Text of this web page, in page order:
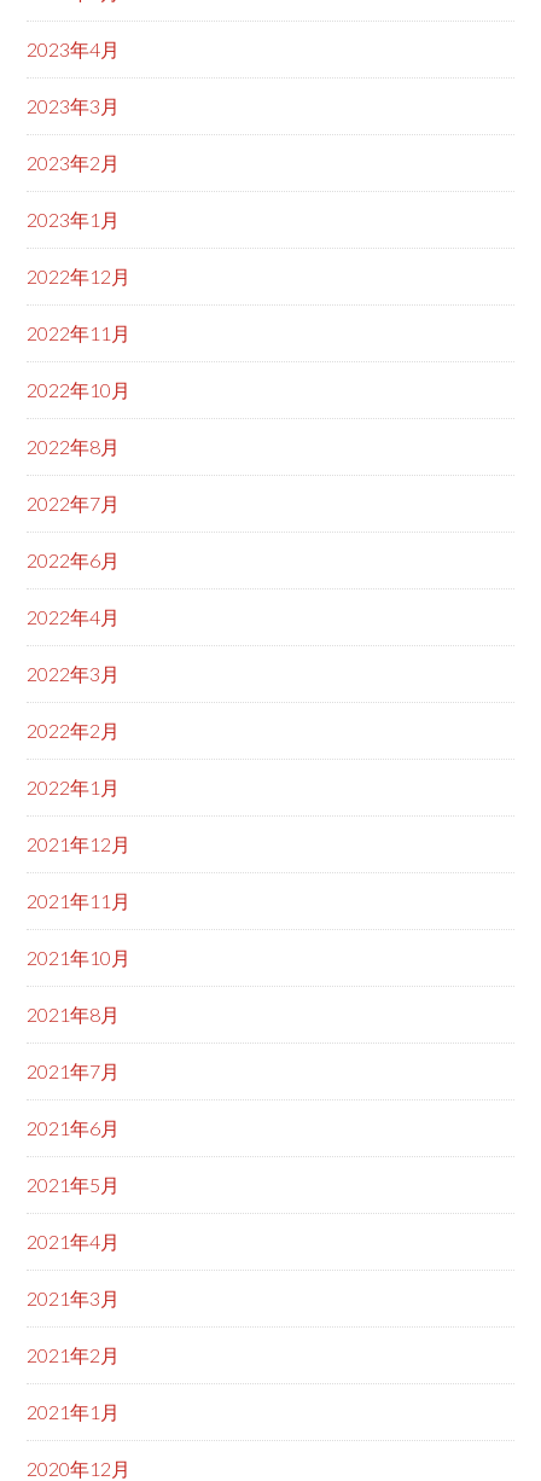
2023年4月
2023年3月
2023年2月
2023年1月
2022年12月
2022年11月
2022年10月
2022年8月
2022年7月
2022年6月
2022年4月
2022年3月
2022年2月
2022年1月
2021年12月
2021年11月
2021年10月
2021年8月
2021年7月
2021年6月
2021年5月
2021年4月
2021年3月
2021年2月
2021年1月
2020年12月